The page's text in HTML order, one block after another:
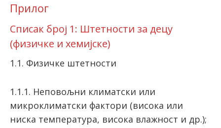
Прилог
Списак број 1: Штетности за децу
(физичке и хемијске)
1.1. Физичке штетности
1.1.1. Неповољни климатски или
микроклиматски фактори (висока или
ниска температура, висока влажност и др.);